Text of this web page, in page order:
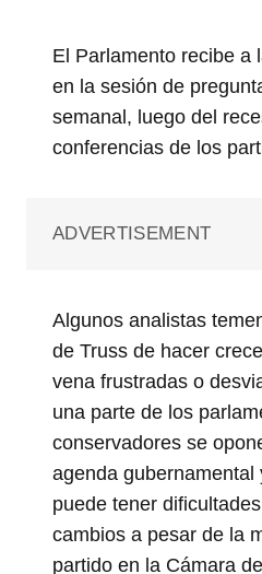
El Parlamento recibe a
en la sesión de
semanal, luego del
conferencias de los
ADVERTISEMENT
Algunos analistas
de Truss de hacer
vena frustradas o
una parte de los
conservadores se
agenda
puede tener
cambios a pesar de la
partido en la Cámara